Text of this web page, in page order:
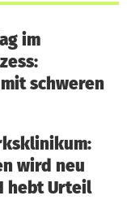
im
schweren
wird neu
hebt Urteil